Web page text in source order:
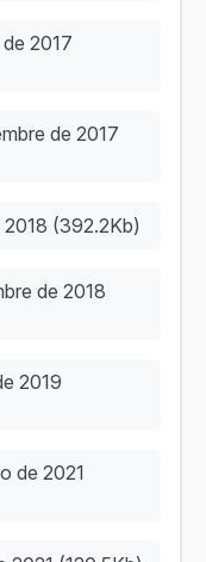
2017
de 2017
(392.2Kb)
de 2018
2019
de 2021